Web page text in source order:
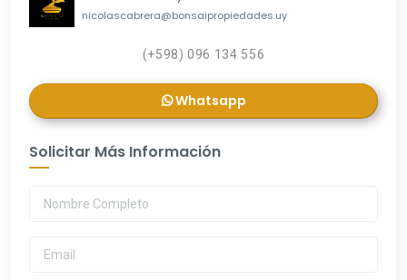
nicolascabrera@bonsaipropiedades.uy
(+598) 096 134 556
Whatsapp
Solicitar Más Información